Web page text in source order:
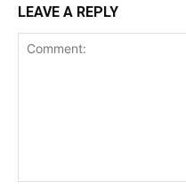
LEAVE A REPLY